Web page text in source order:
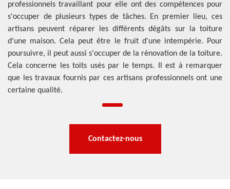
professionnels travaillant pour elle ont des compétences pour
s'occuper de plusieurs types de tâches. En premier lieu, ces
artisans peuvent réparer les différents dégâts sur la toiture
d'une maison. Cela peut être le fruit d'une intempérie. Pour
poursuivre, il peut aussi s'occuper de la rénovation de la toiture.
Cela concerne les toits usés par le temps. Il est à remarquer
que les travaux fournis par ces artisans professionnels ont une
certaine qualité.
Contactez-nous